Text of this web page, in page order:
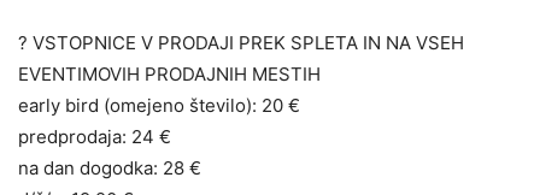
? VSTOPNICE V PRODAJI PREK SPLETA IN NA VSEH
EVENTIMOVIH PRODAJNIH MESTIH
early bird (omejeno število): 20 €
predprodaja: 24 €
na dan dogodka: 28 €